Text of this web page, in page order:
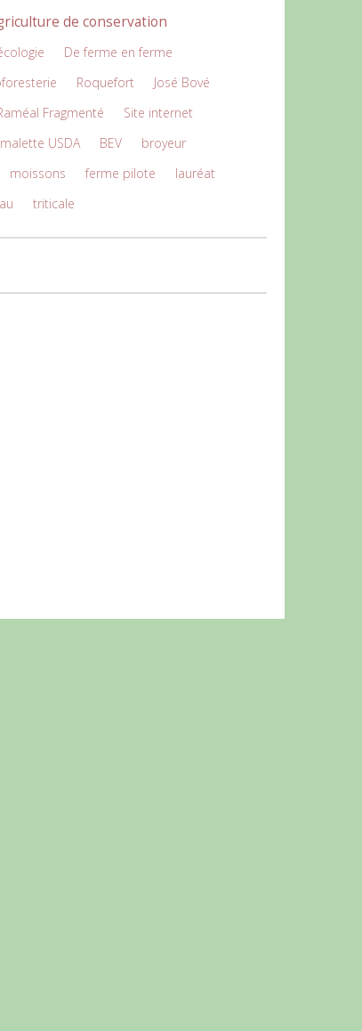
de conservation
De ferme en ferme
Roquefort
José Bové
Fragmenté
Site internet
malette USDA BEV
broyeur
moissons ferme pilote
lauréat
triticale